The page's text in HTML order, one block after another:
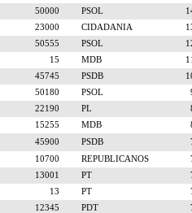
50000 PSOL
23000 CIDADANIA
50555 PSOL
15 MDB
45745 PSDB
50180 PSOL
22190 PL
15255 MDB
45900 PSDB
10700 REPUBLICANOS
13001 PT
13 PT
12345 PDT